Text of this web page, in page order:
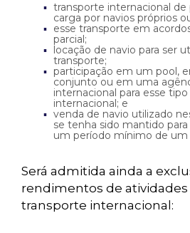
transporte internacional de
carga por navios próprios
esse transporte em
parcial;
locação de navio para ser
transporte;
participação em um pool,
conjunto ou em uma
internacional para esse
internacional; e
venda de navio utilizado
se tenha sido mantido
um período mínimo de um
Será admitida ainda a
rendimentos de atividades
transporte internacional: